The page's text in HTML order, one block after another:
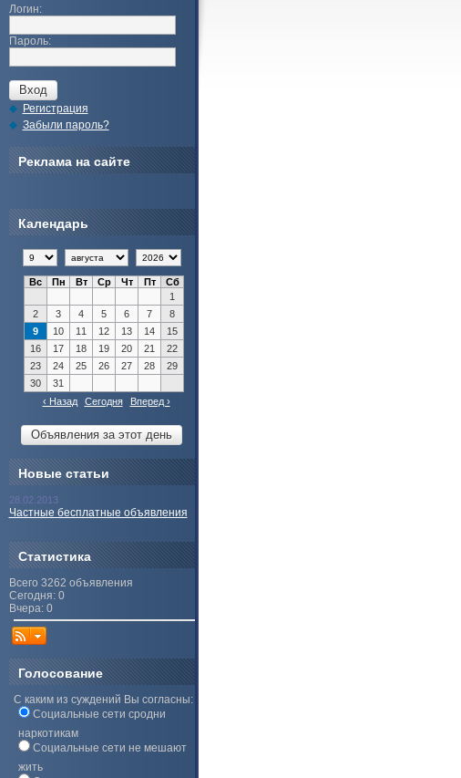
Логин:
Пароль:
Регистрация
Забыли пароль?
Реклама на сайте
Календарь
Вс Пн Вт Ср Чт Пт
Сб
1
2
3 4 5 6 7
8
9
10 11 12 13 14
15
16
17 18 19 20 21
22
23
24 25 26 27 28
29
30
31
‹ Назад
Сегодня Вперед ›
Новые статьи
28.02.2013
Частные бесплатные объявления
Статистика
Всего 3262 объявления
Сегодня: 0
Вчера: 0
Голосование
С каким из суждений Вы согласны:
Социальные сети сродни
наркотикам
Социальные сети не мешают
жить